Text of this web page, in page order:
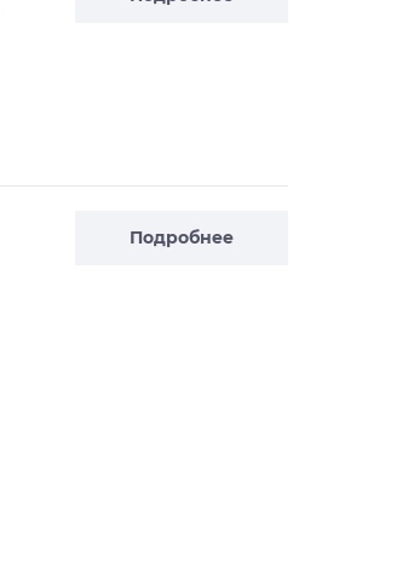
Подробнее